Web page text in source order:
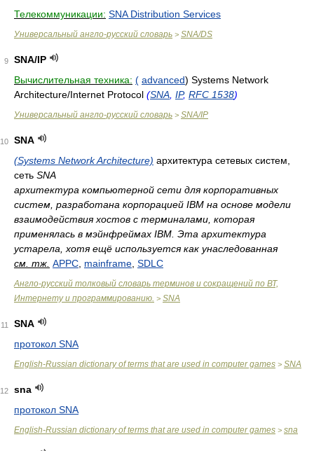
Телекоммуникации: SNA Distribution Services
Универсальный англо-русский словарь > SNA/DS
9
SNA/IP
Вычислительная техника: ( advanced) Systems Network
Architecture/Internet Protocol (SNA IP, RFC 1538)
Универсальный англо-русский словарь > SNA/IP
10
SNA
(Systems Network Architecture) архитектура сетевых систем,
сеть SNA
архитектура компьютерной сети для корпоративных
систем, разработана корпорацией IBM на основе модели
взаимодействия хостов с терминалами, которая
применялась в мэйнфреймах IBM. Эта архитектура
устарела, хотя ещё используется как унаследованная
см. тж. APPC mainframe SDLC
Англо-русский толковый словарь терминов и сокращений по ВТ,
Интернету и программированию. > SNA
11
SNA
протокол SNA
English-Russian dictionary of terms that are used in computer games > SNA
12
sna
протокол SNA
English-Russian dictionary of terms that are used in computer games > sna